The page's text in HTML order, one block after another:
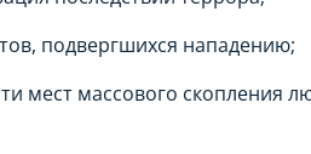
подвергшихся нападению;
мест массового скопления